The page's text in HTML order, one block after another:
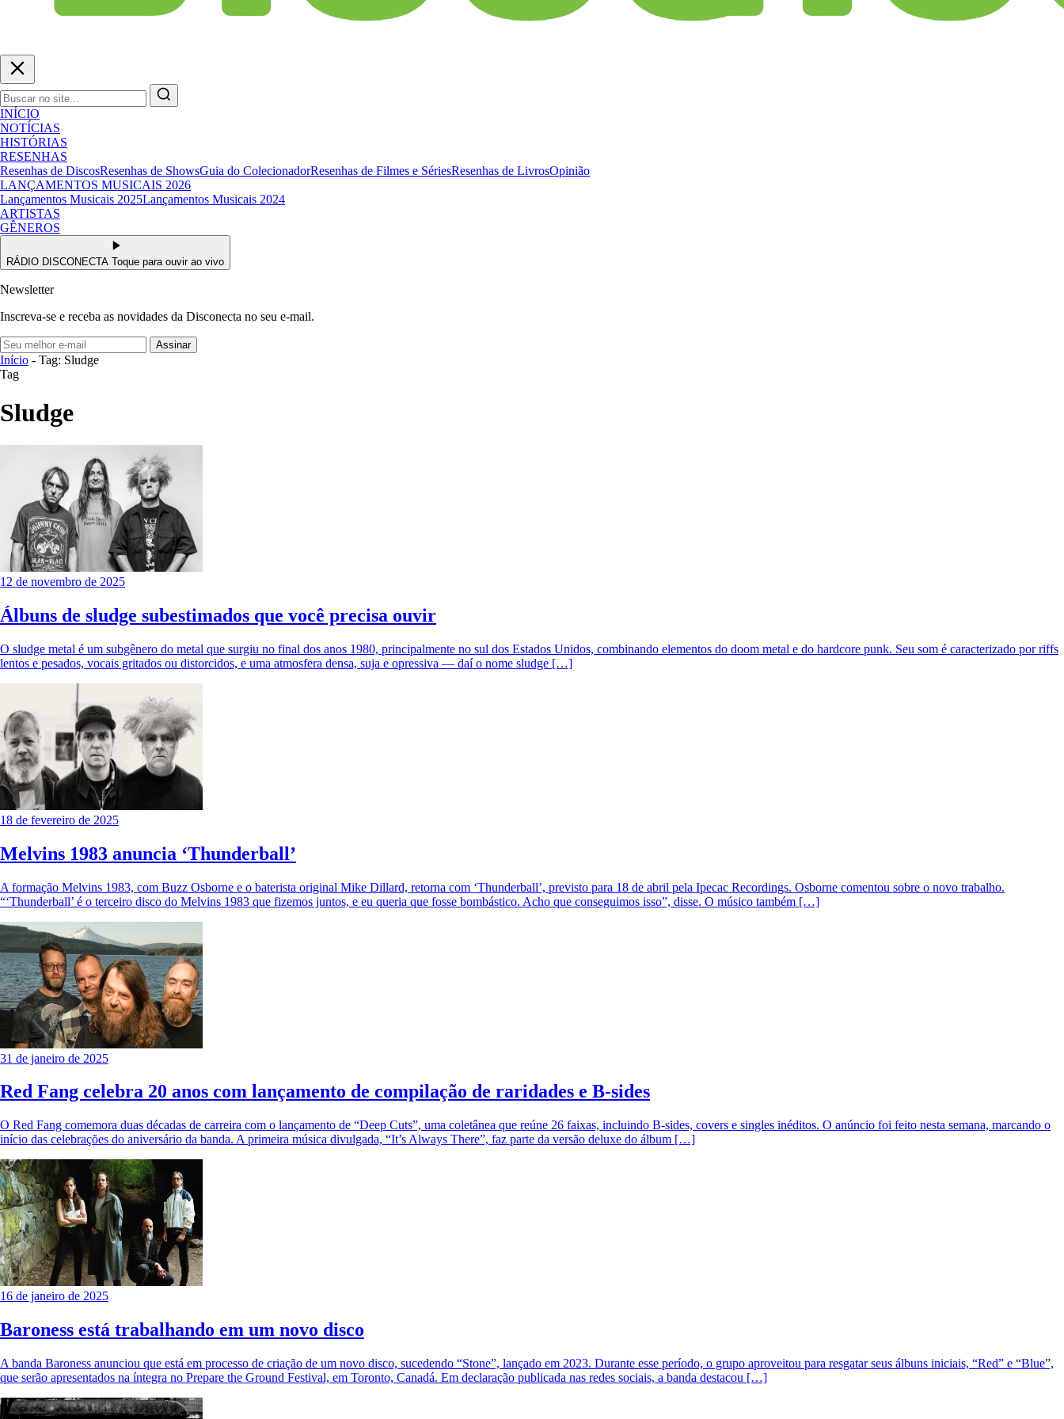
INÍCIO
NOTÍCIAS
HISTÓRIAS
RESENHAS
Resenhas de DiscosResenhas de ShowsGuia do ColecionadorResenhas de Filmes e SériesResenhas de LivrosOpinião
LANÇAMENTOS MUSICAIS 2026
Lançamentos Musicais 2025Lançamentos Musicais 2024
ARTISTAS
GÊNEROS
RÁDIO DISCONECTA Toque para ouvir ao vivo
Newsletter
Inscreva-se e receba as novidades da Disconecta no seu e-mail.
Assinar
Início - Tag: Sludge
Tag
Sludge
12 de novembro de 2025
Álbuns de sludge subestimados que você precisa ouvir
O sludge metal é um subgênero do metal que surgiu no final dos anos 1980, principalmente no sul dos Estados Unidos, combinando elementos do doom metal e do hardcore punk. Seu som é caracterizado por riffs
lentos e pesados, vocais gritados ou distorcidos, e uma atmosfera densa, suja e opressiva — daí o nome sludge […]
18 de fevereiro de 2025
Melvins 1983 anuncia ‘Thunderball’
A formação Melvins 1983, com Buzz Osborne e o baterista original Mike Dillard, retorna com ‘Thunderball’, previsto para 18 de abril pela Ipecac Recordings. Osborne comentou sobre o novo trabalho.
“‘Thunderball’ é o terceiro disco do Melvins 1983 que fizemos juntos, e eu queria que fosse bombástico. Acho que conseguimos isso”, disse. O músico também […]
31 de janeiro de 2025
Red Fang celebra 20 anos com lançamento de compilação de raridades e B-sides
O Red Fang comemora duas décadas de carreira com o lançamento de “Deep Cuts”, uma coletânea que reúne 26 faixas, incluindo B-sides, covers e singles inéditos. O anúncio foi feito nesta semana, marcando o
início das celebrações do aniversário da banda. A primeira música divulgada, “It’s Always There”, faz parte da versão deluxe do álbum […]
16 de janeiro de 2025
Baroness está trabalhando em um novo disco
A banda Baroness anunciou que está em processo de criação de um novo disco, sucedendo “Stone”, lançado em 2023. Durante esse período, o grupo aproveitou para resgatar seus álbuns iniciais, “Red” e “Blue”,
que serão apresentados na íntegra no Prepare the Ground Festival, em Toronto, Canadá. Em declaração publicada nas redes sociais, a banda destacou […]